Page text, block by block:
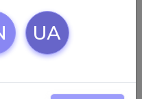
UA
Якщо у вас
або ви хочете
звертатися